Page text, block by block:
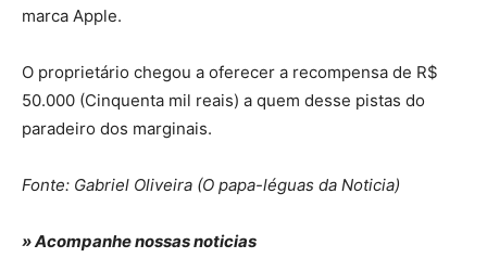
marca Apple.
O proprietário chegou a oferecer a recompensa de R$
50.000 (Cinquenta mil reais) a quem desse pistas do
paradeiro dos marginais.
Fonte: Gabriel Oliveira (O papa-léguas da Noticia)
» Acompanhe nossas noticias